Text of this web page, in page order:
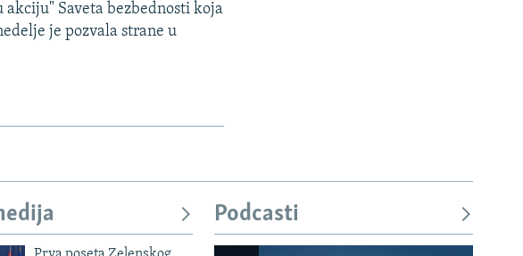
akciju" Saveta bezbednosti koja
je pozvala strane u
Podcasti